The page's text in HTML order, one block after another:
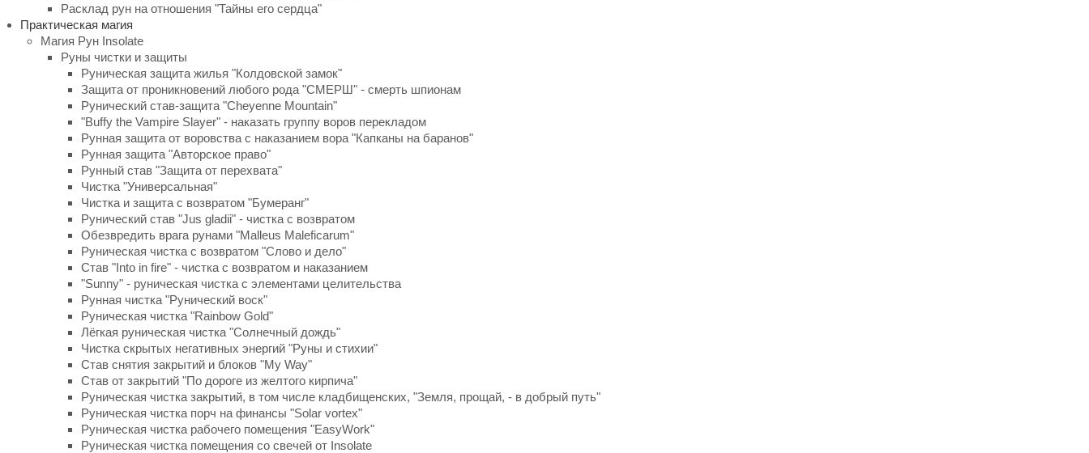
Расклад рун на отношения "Тайны его сердца"
Практическая магия
Магия Рун Insolate
Руны чистки и защиты
Руническая защита жилья "Колдовской замок"
Защита от проникновений любого рода "СМЕРШ" - смерть шпионам
Рунический став-защита "Cheyenne Mountain"
"Buffy the Vampire Slayer" - наказать группу воров перекладом
Рунная защита от воровства с наказанием вора "Капканы на баранов"
Рунная защита "Авторское право"
Рунный став "Защита от перехвата"
Чистка "Универсальная"
Чистка и защита с возвратом "Бумеранг"
Рунический став "Jus gladii" - чистка с возвратом
Обезвредить врага рунами "Malleus Maleficarum"
Руническая чистка с возвратом "Слово и дело"
Став "Into in fire" - чистка с возвратом и наказанием
"Sunny" - руническая чистка с элементами целительства
Рунная чистка "Рунический воск"
Руническая чистка "Rainbow Gold"
Лёгкая руническая чистка "Солнечный дождь"
Чистка скрытых негативных энергий "Руны и стихии"
Став снятия закрытий и блоков "My Way"
Став от закрытий "По дороге из желтого кирпича"
Руническая чистка закрытий, в том числе кладбищенских, "Земля, прощай, - в добрый путь"
Руническая чистка порч на финансы "Solar vortex"
Руническая чистка рабочего помещения "EasyWork"
Руническая чистка помещения со свечей от Insolate